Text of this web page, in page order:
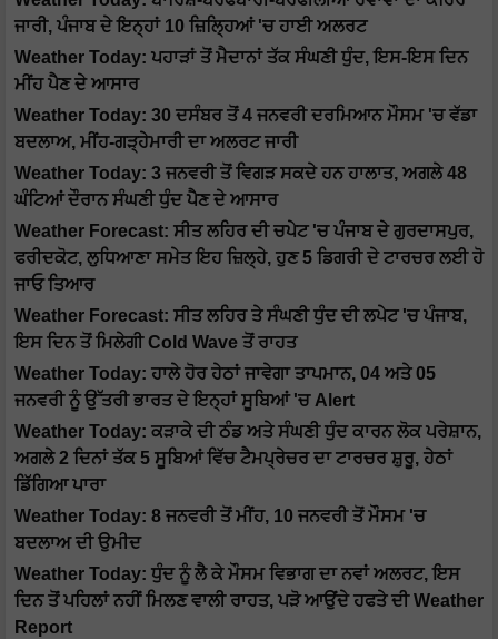
ਜਾਰੀ, ਪੰਜਾਬ ਦੇ ਇਨ੍ਹਾਂ 10 ਜ਼ਿਲ੍ਹਿਆਂ 'ਚ ਹਾਈ ਅਲਰਟ
Weather Today: ਪਹਾੜਾਂ ਤੋਂ ਮੈਦਾਨਾਂ ਤੱਕ ਸੰਘਣੀ ਧੁੰਦ, ਇਸ-ਇਸ ਦਿਨ
ਮੀਂਹ ਪੈਣ ਦੇ ਆਸਾਰ
Weather Today: 30 ਦਸੰਬਰ ਤੋਂ 4 ਜਨਵਰੀ ਦਰਮਿਆਨ ਮੌਸਮ 'ਚ ਵੱਡਾ
ਬਦਲਾਅ, ਮੀਂਹ-ਗੜ੍ਹੇਮਾਰੀ ਦਾ ਅਲਰਟ ਜਾਰੀ
Weather Today: 3 ਜਨਵਰੀ ਤੋਂ ਵਿਗੜ ਸਕਦੇ ਹਨ ਹਾਲਾਤ, ਅਗਲੇ 48
ਘੰਟਿਆਂ ਦੌਰਾਨ ਸੰਘਣੀ ਧੁੰਦ ਪੈਣ ਦੇ ਆਸਾਰ
Weather Forecast: ਸੀਤ ਲਹਿਰ ਦੀ ਚਪੇਟ 'ਚ ਪੰਜਾਬ ਦੇ ਗੁਰਦਾਸਪੁਰ,
ਫਰੀਦਕੋਟ, ਲੁਧਿਆਣਾ ਸਮੇਤ ਇਹ ਜ਼ਿਲ੍ਹੇ, ਹੁਣ 5 ਡਿਗਰੀ ਦੇ ਟਾਰਚਰ ਲਈ ਹੋ
ਜਾਓ ਤਿਆਰ
Weather Forecast: ਸੀਤ ਲਹਿਰ ਤੇ ਸੰਘਣੀ ਧੁੰਦ ਦੀ ਲਪੇਟ 'ਚ ਪੰਜਾਬ,
ਇਸ ਦਿਨ ਤੋਂ ਮਿਲੇਗੀ Cold Wave ਤੋਂ ਰਾਹਤ
Weather Today: ਹਾਲੇ ਹੋਰ ਹੇਠਾਂ ਜਾਵੇਗਾ ਤਾਪਮਾਨ, 04 ਅਤੇ 05
ਜਨਵਰੀ ਨੂੰ ਉੱਤਰੀ ਭਾਰਤ ਦੇ ਇਨ੍ਹਾਂ ਸੂਬਿਆਂ 'ਚ Alert
Weather Today: ਕੜਾਕੇ ਦੀ ਠੰਡ ਅਤੇ ਸੰਘਣੀ ਧੁੰਦ ਕਾਰਨ ਲੋਕ ਪਰੇਸ਼ਾਨ,
ਅਗਲੇ 2 ਦਿਨਾਂ ਤੱਕ 5 ਸੂਬਿਆਂ ਵਿੱਚ ਟੈਮਪ੍ਰੇਚਰ ਦਾ ਟਾਰਚਰ ਸ਼ੁਰੂ, ਹੇਠਾਂ
ਡਿੱਗਿਆ ਪਾਰਾ
Weather Today: 8 ਜਨਵਰੀ ਤੋਂ ਮੀਂਹ, 10 ਜਨਵਰੀ ਤੋਂ ਮੌਸਮ 'ਚ
ਬਦਲਾਅ ਦੀ ਉਮੀਦ
Weather Today: ਧੁੰਦ ਨੂੰ ਲੈ ਕੇ ਮੌਸਮ ਵਿਭਾਗ ਦਾ ਨਵਾਂ ਅਲਰਟ, ਇਸ
ਦਿਨ ਤੋਂ ਪਹਿਲਾਂ ਨਹੀਂ ਮਿਲਣ ਵਾਲੀ ਰਾਹਤ, ਪੜੋ ਆਉਂਦੇ ਹਫਤੇ ਦੀ Weather
Report